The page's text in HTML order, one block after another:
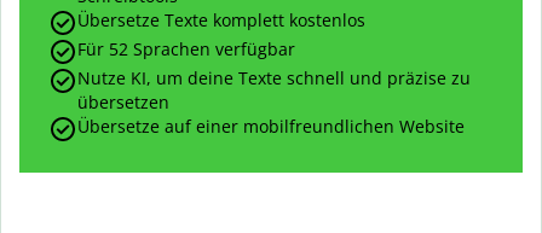
Übersetze Texte komplett kostenlos
Für 52 Sprachen verfügbar
Nutze KI, um deine Texte schnell und präzise zu
übersetzen
Übersetze auf einer mobilfreundlichen Website